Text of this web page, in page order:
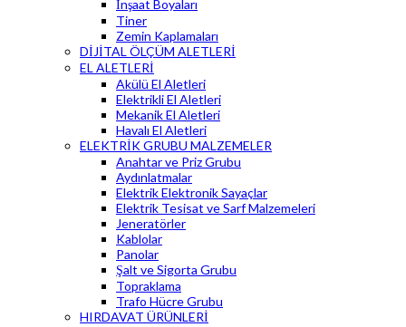
İnşaat Boyaları
Tiner
Zemin Kaplamaları
DİJİTAL ÖLÇÜM ALETLERİ
EL ALETLERİ
Akülü El Aletleri
Elektrikli El Aletleri
Mekanik El Aletleri
Havalı El Aletleri
ELEKTRİK GRUBU MALZEMELER
Anahtar ve Priz Grubu
Aydınlatmalar
Elektrik Elektronik Sayaçlar
Elektrik Tesisat ve Sarf Malzemeleri
Jeneratörler
Kablolar
Panolar
Şalt ve Sigorta Grubu
Topraklama
Trafo Hücre Grubu
HIRDAVAT ÜRÜNLERİ